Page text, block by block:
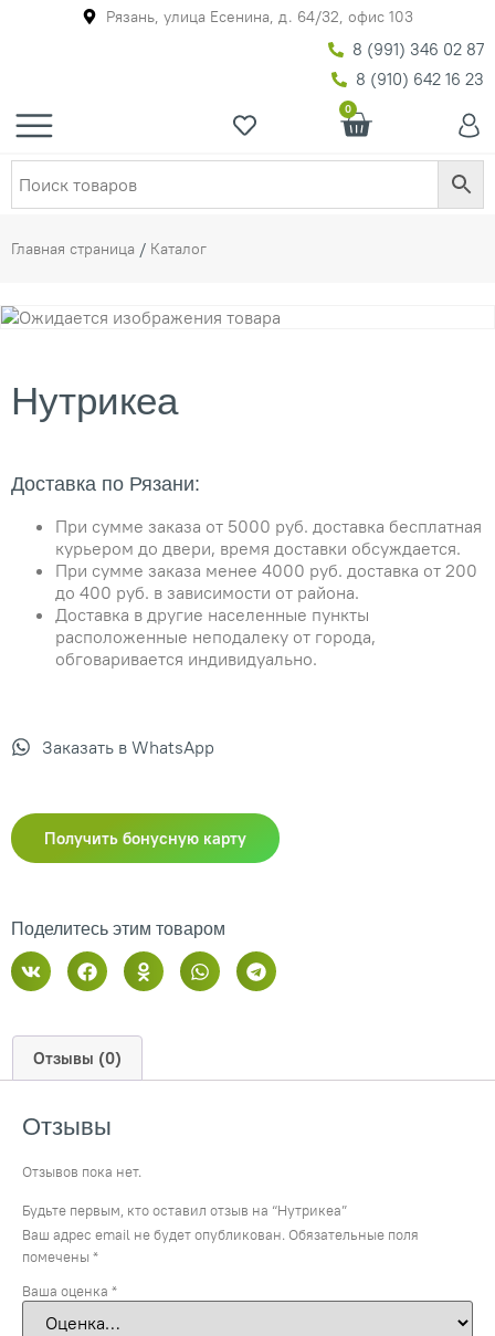
Рязань, улица Есенина, д. 64/32, офис 103
8 (991) 346 02 87
8 (910) 642 16 23
0
Главная страница / Каталог
Нутрикеа
Доставка по Рязани:
При сумме заказа от 5000 руб. доставка бесплатная
курьером до двери, время доставки обсуждается.
При сумме заказа менее 4000 руб. доставка от 200
до 400 руб. в зависимости от района.
Доставка в другие населенные пункты
расположенные неподалеку от города,
обговаривается индивидуально.
Заказать в WhatsApp
Получить бонусную карту
Поделитесь этим товаром
Отзывы (0)
Отзывы
Отзывов пока нет.
Будьте первым, кто оставил отзыв на “Нутрикеа”
Ваш адрес email не будет опубликован. Обязательные поля
помечены *
Ваша оценка *